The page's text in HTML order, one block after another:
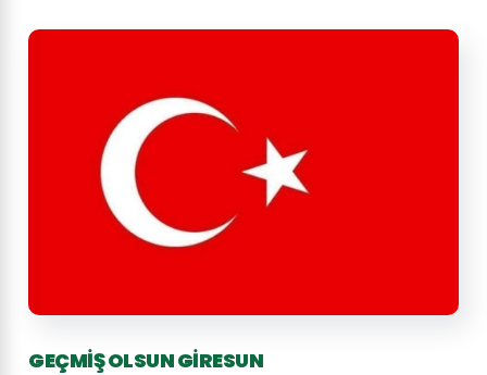
GEÇMIŞ OLSUN GIRESUN